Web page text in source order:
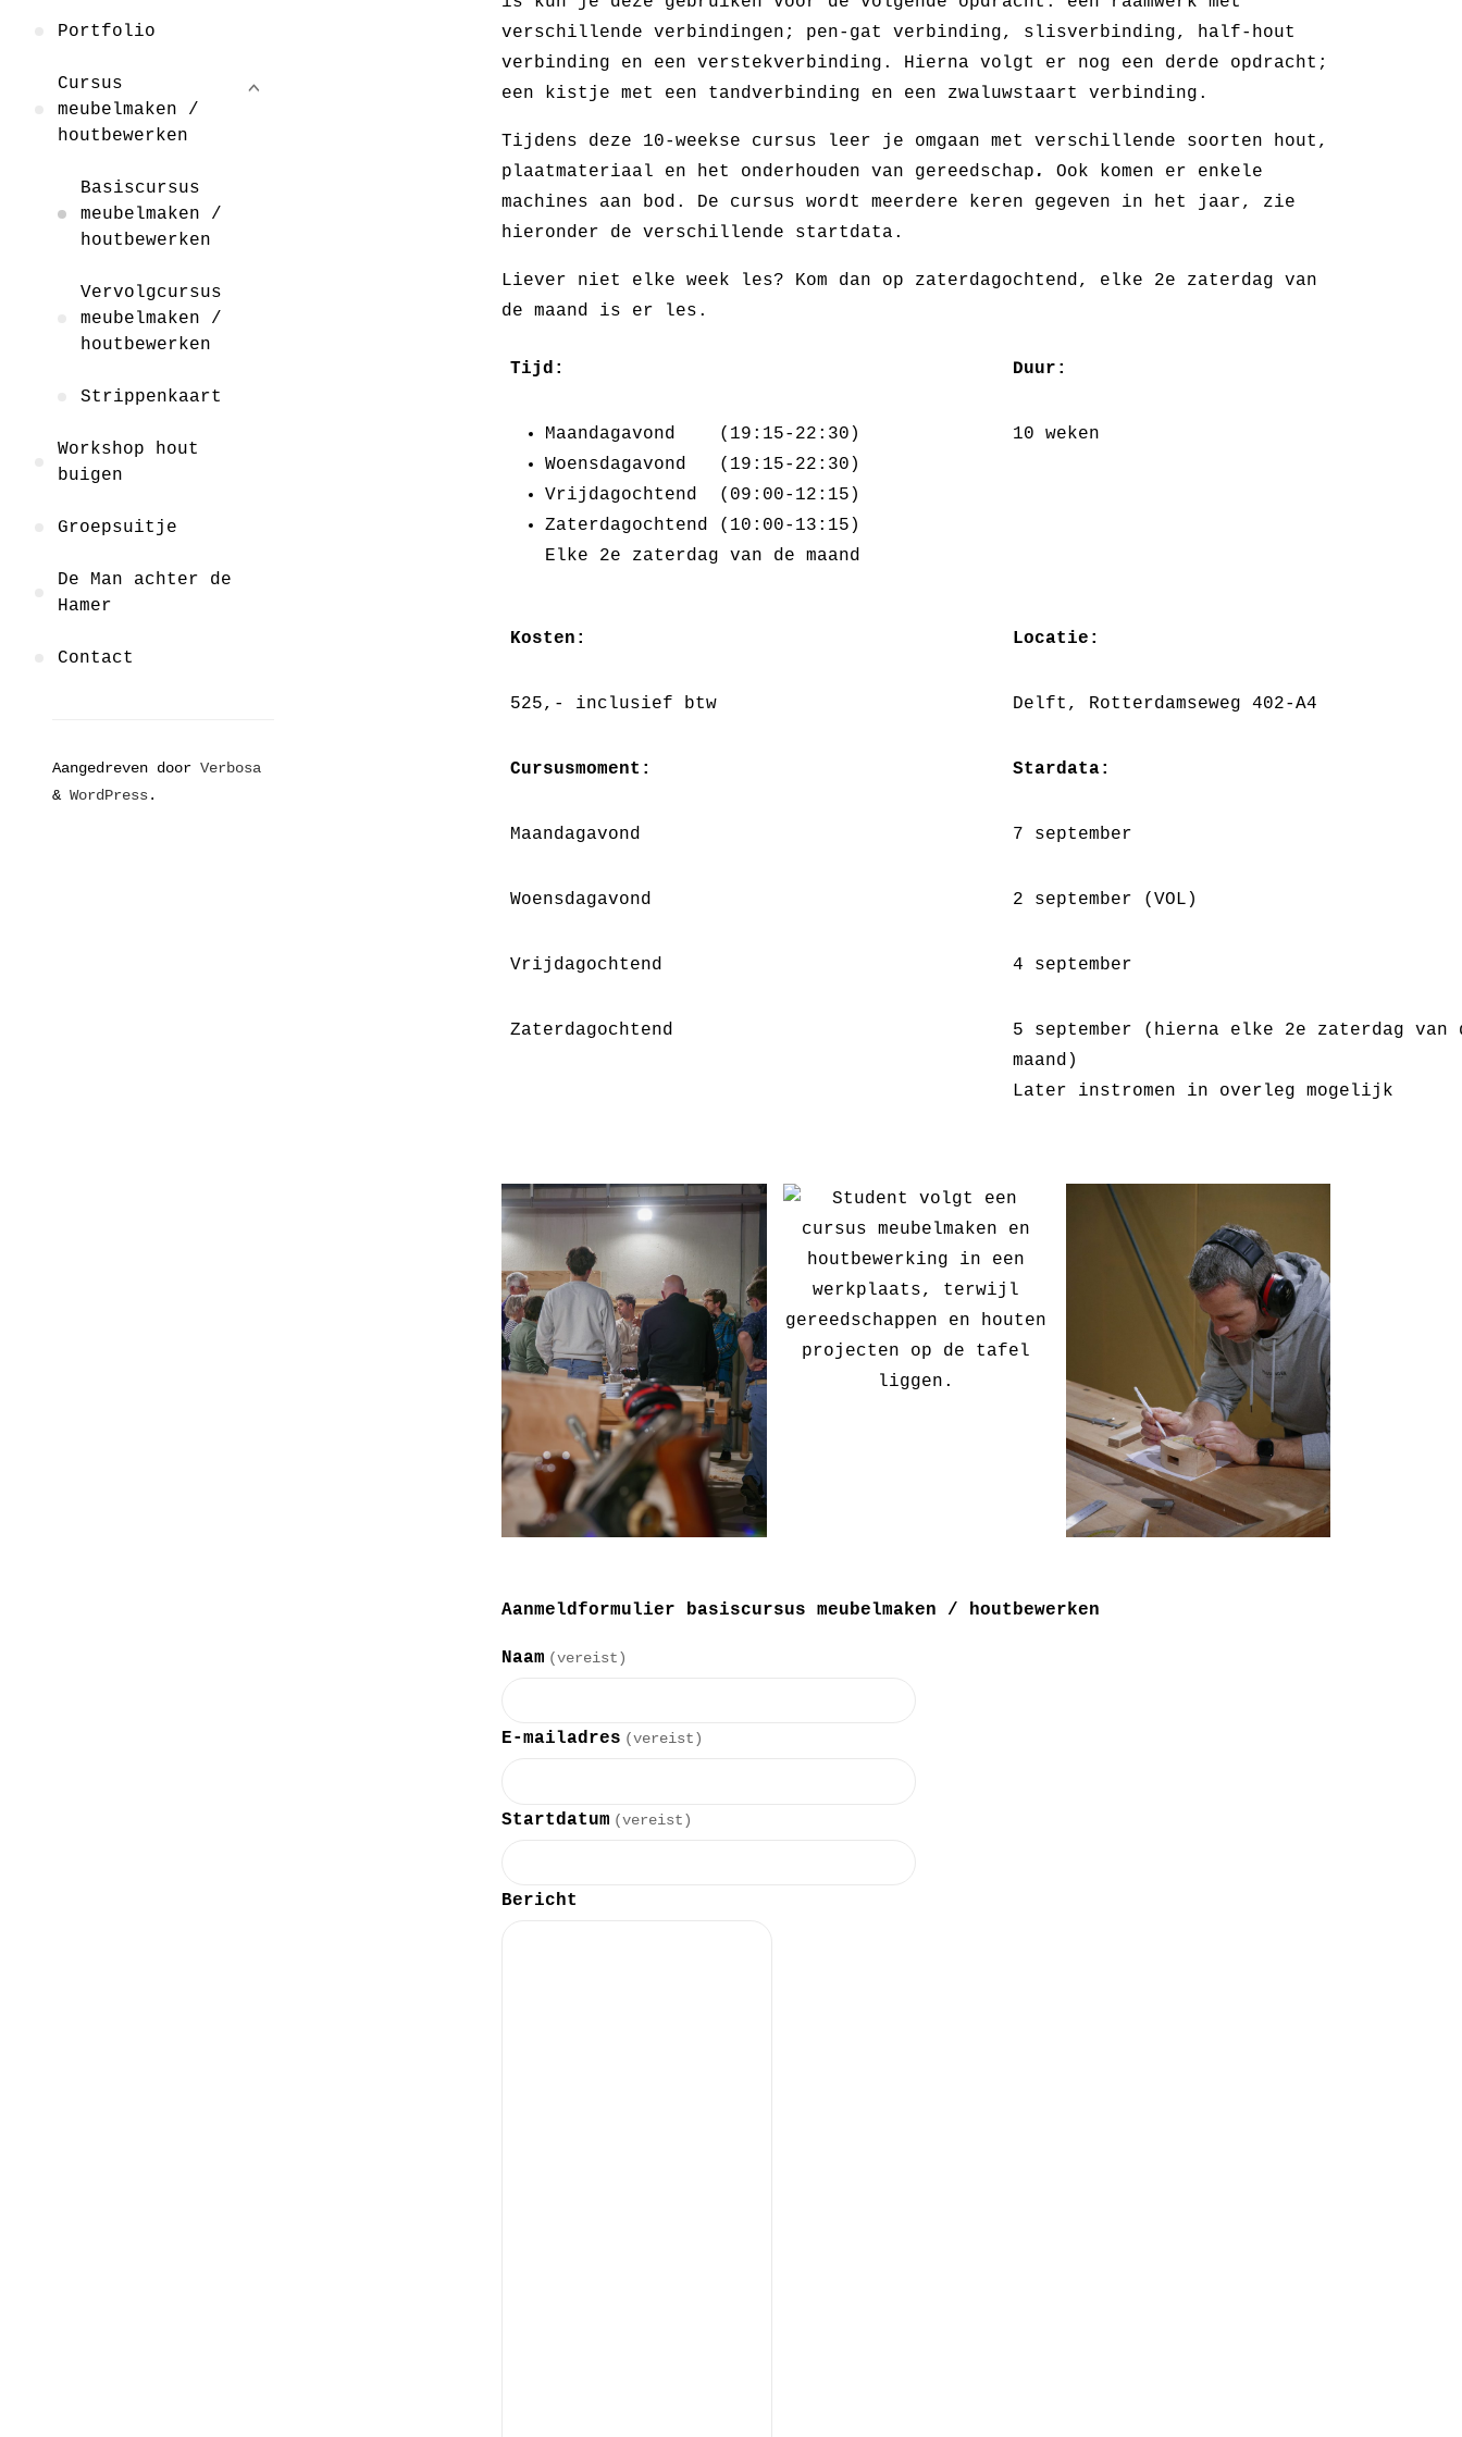
Portfolio
Cursus
meubelmaken /
houtbewerken
Basiscursus
meubelmaken /
houtbewerken
Vervolgcursus
meubelmaken /
houtbewerken
Strippenkaart
Workshop hout
buigen
Groepsuitje
De Man achter de
Hamer
Contact
Aangedreven door Verbosa
& WordPress.
verschillende verbindingen; pen-gat verbinding, slisverbinding, half-hout
verbinding en een verstekverbinding. Hierna volgt er nog een derde opdracht;
een kistje met een tandverbinding en een zwaluwstaart verbinding.
Tijdens deze 10-weekse cursus leer je omgaan met verschillende soorten hout,
plaatmateriaal en het onderhouden van gereedschap .
Ook komen er enkele
machines aan bod. De cursus wordt meerdere keren gegeven in het jaar, zie
hieronder de verschillende startdata.
Liever niet elke week les? Kom dan op zaterdagochtend, elke 2e zaterdag van
de maand is er les.
Tijd: Duur:
Maandagavond (19:15-22:30)
Woensdagavond (19:15-22:30)
Vrijdagochtend (09:00-12:15)
Zaterdagochtend (10:00-13:15)
Elke 2e zaterdag van de maand
10 weken
Kosten: Locatie:
525,- inclusief btw Delft, Rotterdamseweg 402-A4
Cursusmoment: Stardata:
Maandagavond 7 september
Woensdagavond 2 september (VOL)
Vrijdagochtend 4 september
Zaterdagochtend
5 september (hierna elke 2e zaterdag van
maand)
Later instromen in overleg mogelijk
Aanmeldformulier basiscursus meubelmaken / houtbewerken
Naam (vereist)
E-mailadres (vereist)
Startdatum (vereist)
Bericht